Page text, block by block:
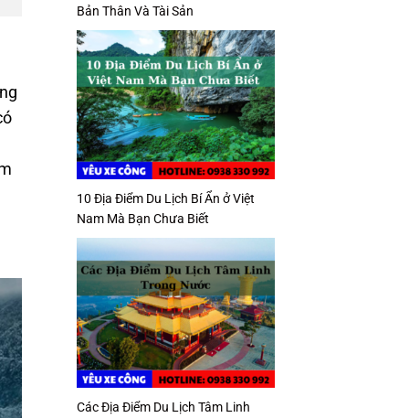
Bản Thân Và Tài Sản
10 Địa Điểm Du Lịch Bí Ẩn ở Việt
Nam Mà Bạn Chưa Biết
Các Địa Điểm Du Lịch Tâm Linh